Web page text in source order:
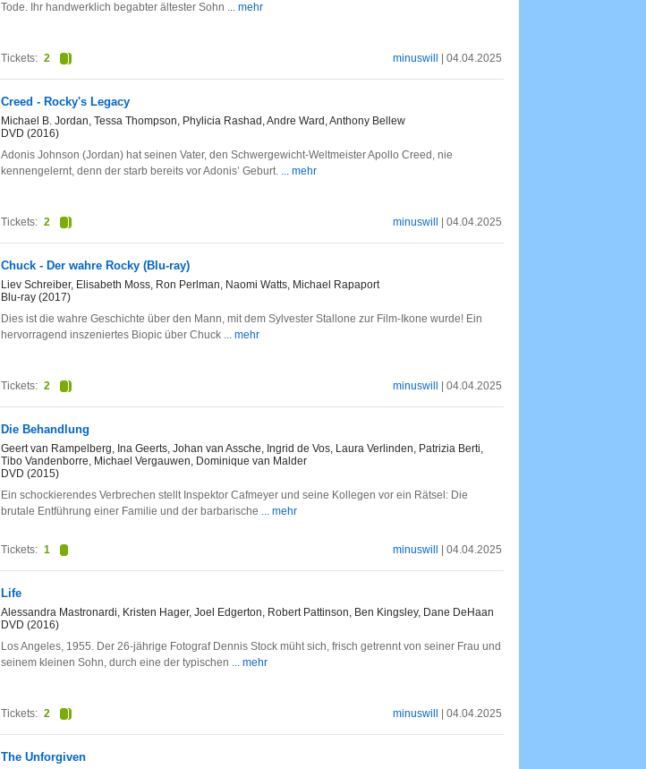
Tode. Ihr handwerklich begabter ältester Sohn ... mehr
minuswill | 04.04.2025
Tickets: 2
Creed - Rocky's Legacy
Michael B. Jordan, Tessa Thompson, Phylicia Rashad, Andre Ward, Anthony Bellew
DVD (2016)
Adonis Johnson (Jordan) hat seinen Vater, den Schwergewicht-Weltmeister Apollo Creed, nie
kennengelernt, denn der starb bereits vor Adonis’ Geburt. ... mehr
minuswill | 04.04.2025
Tickets: 2
Chuck - Der wahre Rocky (Blu-ray)
Liev Schreiber, Elisabeth Moss, Ron Perlman, Naomi Watts, Michael Rapaport
Blu-ray (2017)
Dies ist die wahre Geschichte über den Mann, mit dem Sylvester Stallone zur Film-Ikone wurde! Ein
hervorragend inszeniertes Biopic über Chuck ... mehr
minuswill | 04.04.2025
Tickets: 2
Die Behandlung
Geert van Rampelberg, Ina Geerts, Johan van Assche, Ingrid de Vos, Laura Verlinden, Patrizia Berti,
Tibo Vandenborre, Michael Vergauwen, Dominique van Malder
DVD (2015)
Ein schockierendes Verbrechen stellt Inspektor Cafmeyer und seine Kollegen vor ein Rätsel: Die
brutale Entführung einer Familie und der barbarische ... mehr
minuswill | 04.04.2025
Tickets: 1
Life
Alessandra Mastronardi, Kristen Hager, Joel Edgerton, Robert Pattinson, Ben Kingsley, Dane DeHaan
DVD (2016)
Los Angeles, 1955. Der 26-jährige Fotograf Dennis Stock müht sich, frisch getrennt von seiner Frau und
seinem kleinen Sohn, durch eine der typischen ... mehr
minuswill | 04.04.2025
Tickets: 2
The Unforgiven